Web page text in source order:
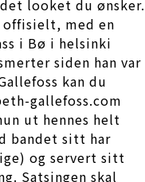
looket du ønsker.
offisielt, med en
i Bø i helsinki
siden han var
kan du
gallefoss.com
ut hennes helt
bandet sitt har
og servert sitt
Satsingen skal